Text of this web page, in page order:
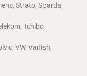
Strato, Sparda,
Tchibo,
VW, Vanish,